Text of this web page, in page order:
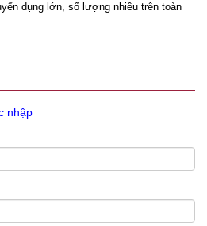
dụng lớn, số lượng nhiều trên toàn
nhập